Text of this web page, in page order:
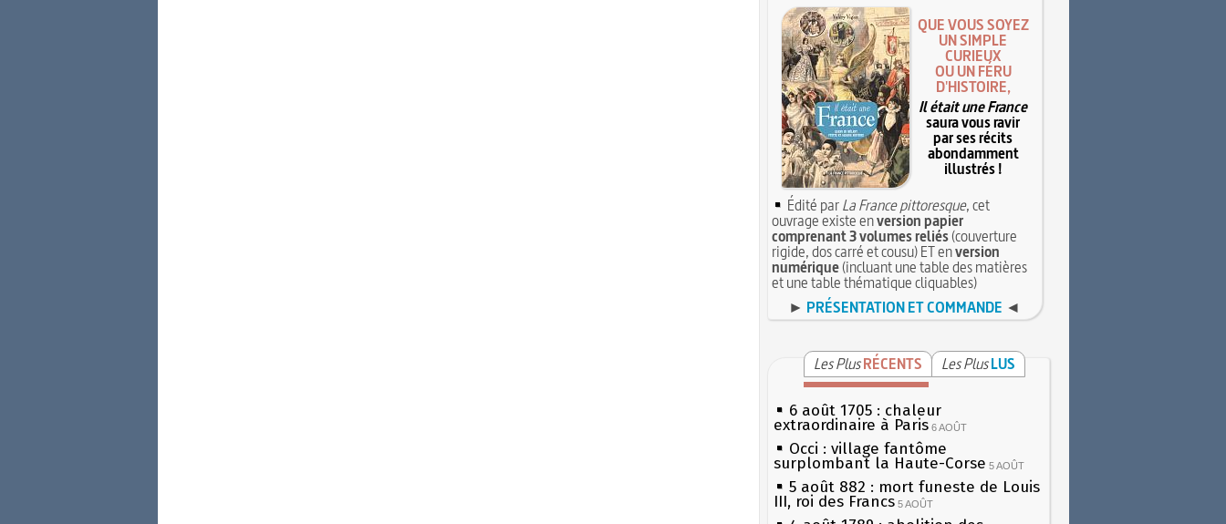
QUE VOUS SOYEZ
UN SIMPLE
CURIEUX
OU UN FÉRU
D'HISTOIRE,
Il était une France
saura vous ravir
par ses récits
abondamment
illustrés !
Édité parLa France pittoresque, cet
ouvrage existe enversion papier
comprenant 3 volumes reliés(couverture
rigide, dos carré et cousu) ET enversion
numérique(incluant une table des matières
et une table thématique cliquables)
► PRÉSENTATION ET COMMANDE ◄
Les Plus RÉCENTS Les Plus LUS
6 août 1705 : chaleur
extraordinaire à Paris 6 AOÛT
Occi : village fantôme
surplombant la Haute-Corse 5 AOÛT
5 août 882 : mort funeste de Louis
III, roi des Francs 5 AOÛT